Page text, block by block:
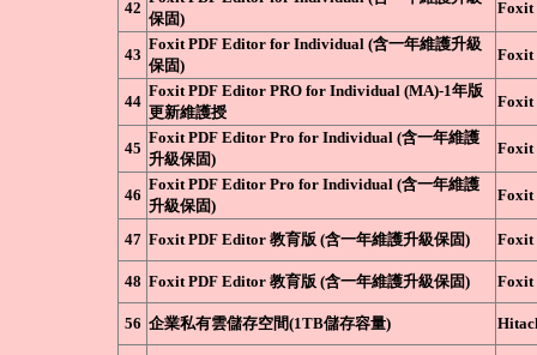
42
保固)
Foxit
43
Foxit PDF Editor for Individual (含一年維護升級
保固)
Foxit
44
Foxit PDF Editor PRO for Individual (MA)-1年版
更新維護授
Foxit
45
Foxit PDF Editor Pro for Individual (含一年維護
升級保固)
Foxit
46
Foxit PDF Editor Pro for Individual (含一年維護
升級保固)
Foxit
47 Foxit PDF Editor 教育版 (含一年維護升級保固) Foxit
48 Foxit PDF Editor 教育版 (含一年維護升級保固) Foxit
56 企業私有雲儲存空間(1TB儲存容量)